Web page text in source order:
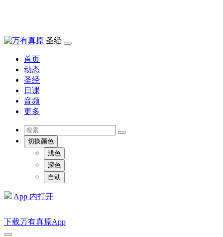
圣经
首页
动态
圣经
日课
音频
更多
切换颜色
浅色
深色
自动
App 内打开
下载万有真原App